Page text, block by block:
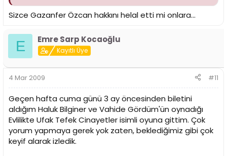
Sizce Gazanfer Özcan hakkını helal etti mi onlara...
E Emre Sarp Kocaoğlu
Kayıtlı Üye
4 Mar 2009 #11
Geçen hafta cuma günü 3 ay öncesinden biletini
aldığım Haluk Bilginer ve Vahide Gördüm'ün oynadığı
Evlilikte Ufak Tefek Cinayetler isimli oyuna gittim. Çok
yorum yapmaya gerek yok zaten, beklediğimiz gibi çok
keyif alarak izledik.